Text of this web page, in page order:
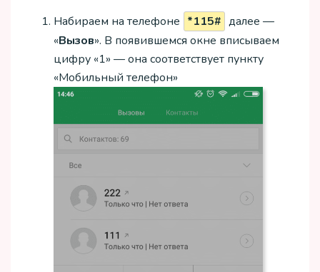
Набираем на телефоне *115# далее —
«Вызов». В появившемся окне вписываем
цифру «1» — она соответствует пункту
«Мобильный телефон»